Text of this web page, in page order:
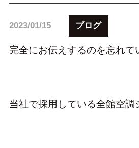
2023/01/15 ブログ
完全にお伝えするのを忘れて
当社で採用している全館空調